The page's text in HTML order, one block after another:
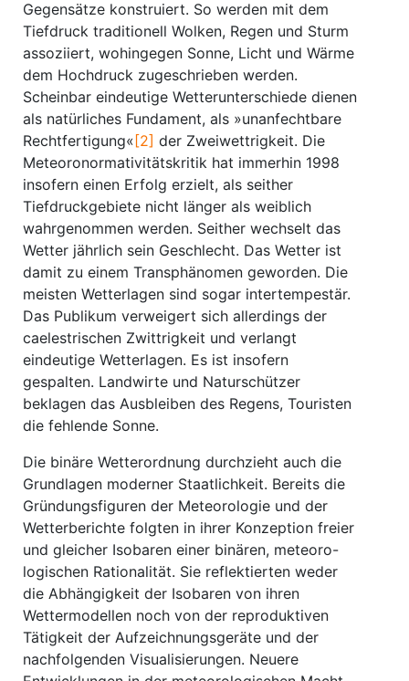
Gegensätze konstruiert. So werden mit dem
Tiefdruck traditionell Wolken, Regen und Sturm
assoziiert, wohingegen Sonne, Licht und Wärme
dem Hochdruck zugeschrieben werden.
Scheinbar eindeutige Wetterunterschiede dienen
als natürliches Fundament, als »unanfechtbare
Rechtfertigung« [2] der Zweiwettrigkeit. Die
Meteoronormativitätskritik hat immerhin 1998
insofern einen Erfolg erzielt, als seither
Tiefdruckgebiete nicht länger als weiblich
wahrgenommen werden. Seither wechselt das
Wetter jährlich sein Geschlecht. Das Wetter ist
damit zu einem Transphänomen geworden. Die
meisten Wetterlagen sind sogar intertempestär.
Das Publikum verweigert sich allerdings der
caelestrischen Zwittrigkeit und verlangt
eindeutige Wetterlagen. Es ist insofern
gespalten. Landwirte und Naturschützer
beklagen das Ausbleiben des Regens, Touristen
die fehlende Sonne.
Die binäre Wetterordnung durchzieht auch die
Grundlagen moderner Staatlichkeit. Bereits die
Gründungsfiguren der Meteorologie und der
Wetterberichte folgten in ihrer Konzeption freier
und gleicher Isobaren einer binären, meteoro-
logischen Rationalität. Sie reflektierten weder
die Abhängigkeit der Isobaren von ihren
Wettermodellen noch von der reproduktiven
Tätigkeit der Aufzeichnungsgeräte und der
nachfolgenden Visualisierungen. Neuere